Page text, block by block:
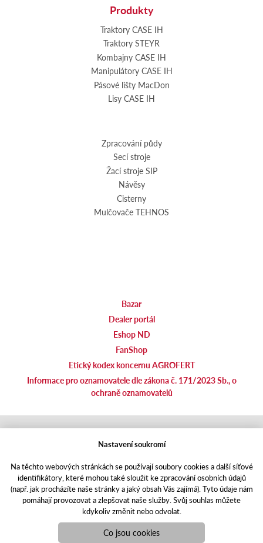
Produkty
Traktory CASE IH
Traktory STEYR
Kombajny CASE IH
Manipulátory CASE IH
Pásové lišty MacDon
Lisy CASE IH
Zpracování půdy
Secí stroje
Žací stroje SIP
Návěsy
Cisterny
Mulčovače TEHNOS
Bazar
Dealer portál
Eshop ND
FanShop
Etický kodex koncernu AGROFERT
Informace pro oznamovatele dle zákona č. 171/2023 Sb., o
ochraně oznamovatelů
Responzivní web Puxdesign | agrics.cz © 2021
agrotec.cz
agrics.sk
shop.agrics.cz
traktorbazar.cz
eshop.agrics.cz/cs
a-finance.cz
Nastavení soukromí
Na těchto webových stránkách se používají soubory cookies a další síťové
identifikátory, které mohou také sloužit ke zpracování osobních údajů
(např. jak procházíte naše stránky a jaký obsah Vás zajímá). Tyto údaje nám
pomáhají provozovat a zlepšovat naše služby. Svůj souhlas můžete
kdykoliv změnit nebo odvolat.
Co jsou cookies